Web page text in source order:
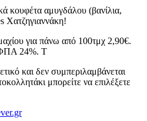
κουφέτα αμυγδάλου (βανίλια,
Χατζηγιαννάκη!
για πάνω από 100τμχ 2,90€.
ΦΠΑ 24%. Τ
και δεν συμπεριλαμβάνεται
μπορείτε να επιλέξετε